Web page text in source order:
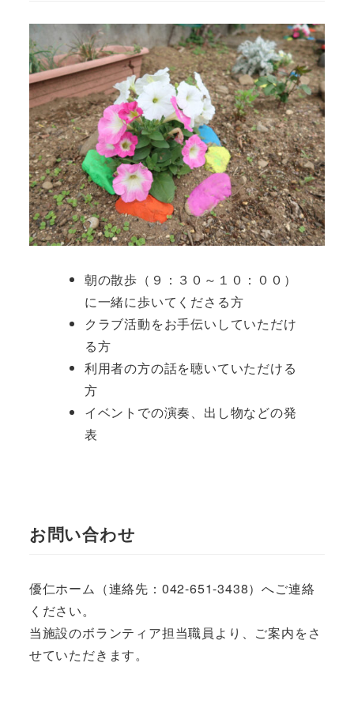
朝の散歩（９：３０～１０：００）
に一緒に歩いてくださる方
クラブ活動をお手伝いしていただけ
る方
利用者の方の話を聴いていただける
方
イベントでの演奏、出し物などの発
表
お問い合わせ
優仁ホーム（連絡先：042-651-3438）へご連絡
ください。
当施設のボランティア担当職員より、ご案内をさ
せていただきます。